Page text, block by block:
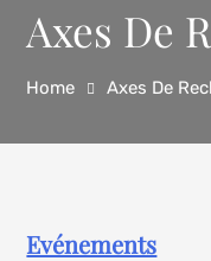
Axes De
Home Axes De
Evénements